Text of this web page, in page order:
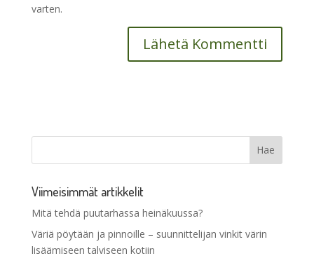
varten.
Viimeisimmät artikkelit
Mitä tehdä puutarhassa heinäkuussa?
Väriä pöytään ja pinnoille – suunnittelijan vinkit värin
lisäämiseen talviseen kotiin